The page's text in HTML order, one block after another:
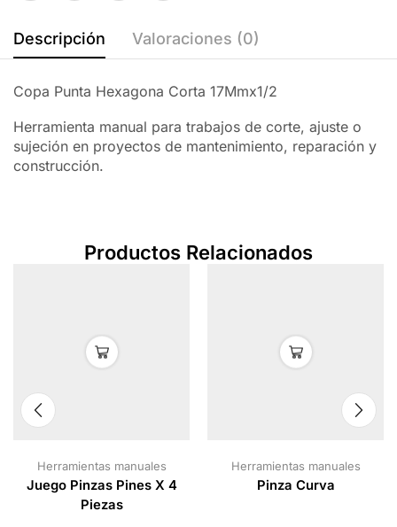
Descripción Valoraciones (0)
Copa Punta Hexagona Corta 17Mmx1/2
Herramienta manual para trabajos de corte, ajuste o
sujeción en proyectos de mantenimiento, reparación y
construcción.
Productos Relacionados
Herramientas manuales
Juego Pinzas Pines X 4
Piezas
Herramientas manuales
Pinza Curva